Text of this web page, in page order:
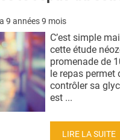
9 années 9 mois
C’est simple
cette étude
promenade de
le repas permet
contrôler sa
est ...
LIRE LA SUITE